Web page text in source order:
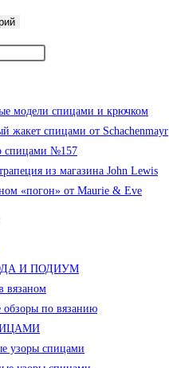
модели спицами и крючком
жакет спицами от Schachenmayr
спицами №157
из магазина John Lewis
«погон» от Maurie & Eve
И ПОДИУМ
вязаном
по вязанию
узоры спицами